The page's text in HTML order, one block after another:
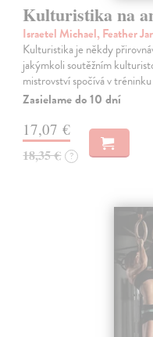
Kulturistika na
Israetel Michael, Feather
Kulturistika je někdy
jakýmkoli soutěžním
mistrovství spočívá v
Zasielame do 10 dní
17,07 €
18,35 € ?